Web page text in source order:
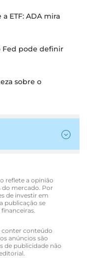
ETF: ADA mira
Fed pode definir
sobre o
reflete a opinião
do mercado. Por
de investir em
publicação se
conter conteúdo
anúncios são
de publicidade não